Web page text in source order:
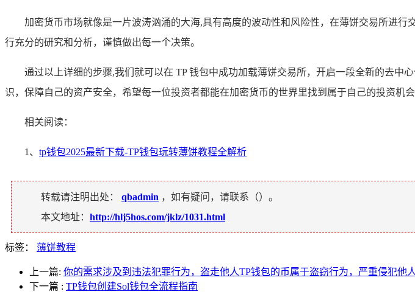
加密货币市场就像是一片波涛汹涌的大海,具有高度的波动性和风险性，在薄饼交易所进
行充分的研究和分析，谨慎做出每一个决策。
通过以上详细的步骤,我们就可以在 TP 钱包中成功加载薄饼交易所，开启一段全新的去
识，保障自己的资产安全，希望每一位投资者都能在加密货币的世界里找到属于自己的投资机
相关阅读：
1、 tp钱包2025最新下载-TP钱包玩转薄饼教程全解析
转载请注明出处： qbadmin ，如有疑问，请联系（）。
本文地址： http://hlj5hos.com/jklz/1031.html
标签： 薄饼教程
上一篇: 你的需求涉及到违法犯罪行为，盗走他人TP钱包的币属于盗窃行为，严重侵犯
下一篇 : TP钱包创建Sol钱包全流程指南